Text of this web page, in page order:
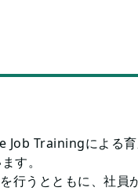
Trainingによる
す。
行うとともに、社員